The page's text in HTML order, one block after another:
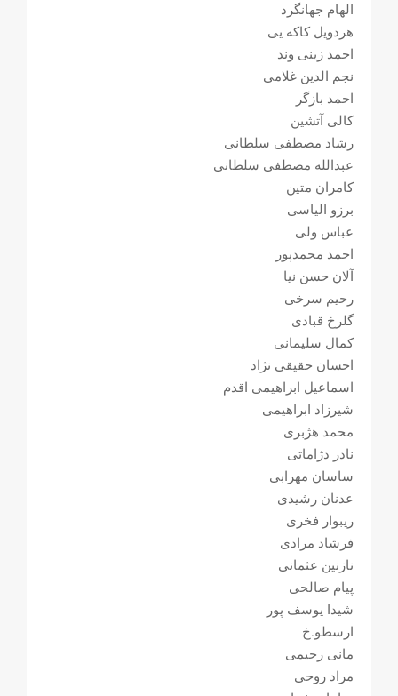
الهام جهانگرد
هردویل کاکه یی
احمد زینی وند
نجم الدین غلامی
احمد بازگر
کالی آتشین
رشاد مصطفی سلطانی
عبدالله مصطفی سلطانی
کامران متین
برزو الیاسی
عباس ولی
احمد محمدپور
آلان حسن نیا
رحیم سرخی
گلرخ قبادی
کمال سلیمانی
احسان حقیقی نژاد
اسماعیل ابراهیمی اقدم
شیرزاد ابراهیمی
محمد هژبری
نادر دژاماتی
ساسان مهرابی
عدنان رشیدی
ریبوار فخری
فرشاد مرادی
نازنین عثمانی
پیام صالحی
شیدا یوسف پور
ارسطو.خ
مانی رحیمی
مراد روحی